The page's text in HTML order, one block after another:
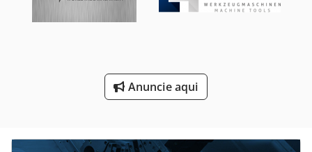
Máquina De Moedura Do Escareador
Máquinas De Forjamento
Anuncie aqui